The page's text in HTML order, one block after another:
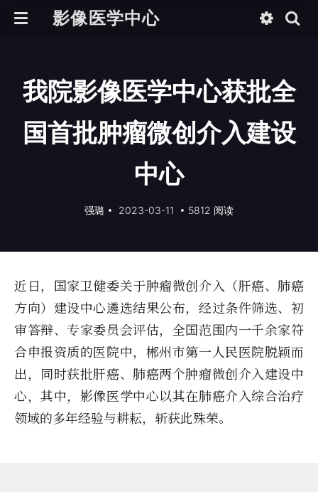
影像医学中心
我院影像医学中心获批全
国首批肿瘤微创介入建设
中心
强璐 • 2023-03-11 • 5812 阅读
近日，国家卫健委关于肿瘤微创介入（肝癌、肺癌
方向）建设中心遴选结果公布，经过条件筛选、初
审答辩、专家委员会评估，全国范围内一千余家符
合申报资质的医院中，郴州市第一人民医院脱颖而
出，同时获批肝癌、肺癌两个肿瘤微创介入建设中
心，其中，影像医学中心以其在肺癌介入综合治疗
领域的多年经验与耕耘，斩获此殊荣。